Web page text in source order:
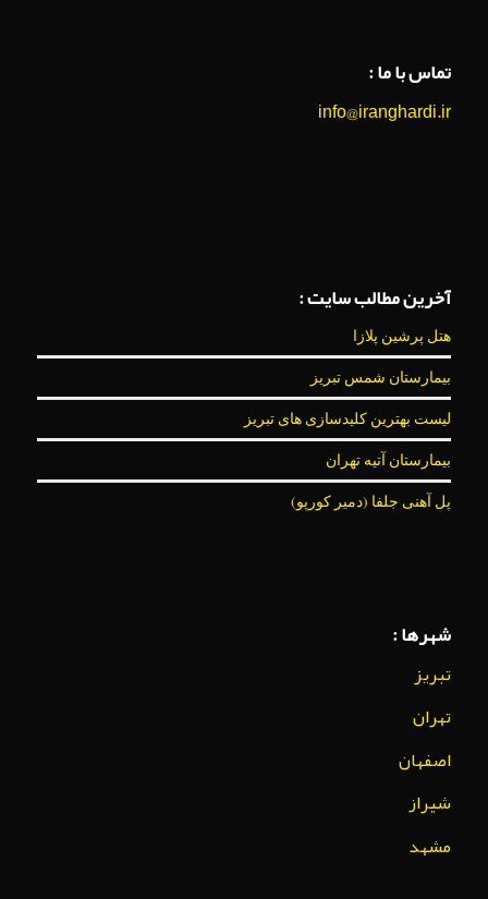
تماس با ما :
info@iranghardi.ir
آخرین مطالب سایت :
هتل پرشین پلازا
بیمارستان شمس تبریز
لیست بهترین کلیدسازی های تبریز
بیمارستان آتیه تهران
پل آهنی جلفا (دمیر کورپو)
شهرها :
تبریز
تهران
اصفهان
شیراز
مشهد